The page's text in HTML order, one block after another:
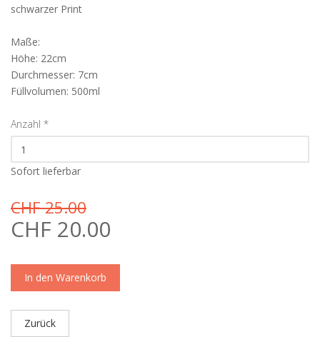
schwarzer Print
Maße:
Höhe: 22cm
Durchmesser: 7cm
Füllvolumen: 500ml
Anzahl *
Sofort lieferbar
CHF 25.00
CHF 20.00
In den Warenkorb
Zurück